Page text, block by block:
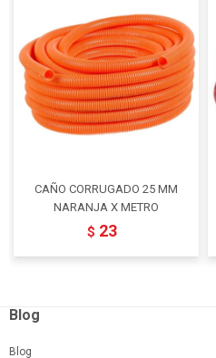
CAÑO CORRUGADO 25 MM
NARANJA X METRO
$ 23
Blog
Blog